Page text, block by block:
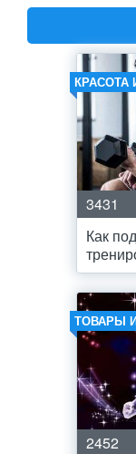
КРАСОТА
3431
Как
ТОВАРЫ
2452